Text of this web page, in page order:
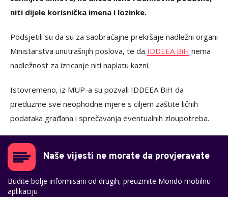
niti dijele korisnička imena i lozinke.
Podsjetili su da su za saobraćajne prekršaje nadležni organi
Ministarstva unutrašnjih poslova, te da IDDEEA BiH nema
nadležnost za izricanje niti naplatu kazni.
Istovremeno, iz MUP-a su pozvali IDDEEA BiH da
preduzme sve neophodne mjere s ciljem zaštite ličnih
podataka građana i sprečavanja eventualnih zloupotreba.
Naše vijesti ne morate da provjeravate
Budite bolje informisani od drugih, preuzmite Mondo mobilnu
aplikaciju